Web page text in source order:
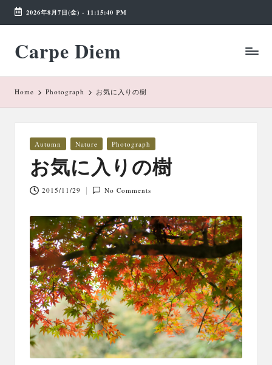
Skip
content
2026年8月7日(金) - 11:15:40 PM
Carpe Diem
Weekend
Wonderland
Home Photograph お気に入りの樹
Posted
Autumn Nature Photograph
お気に入りの樹
2015/11/29 No Comments